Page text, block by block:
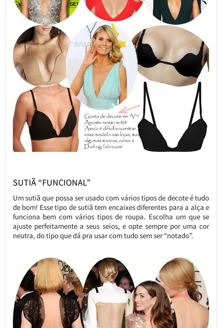
SUTIÃ “FUNCIONAL”
Um sutiã que possa ser usado com vários tipos de decote é tudo
de bom! Esse tipo de sutiã tem encaixes diferentes para a alça e
funciona bem com vários tipos de roupa. Escolha um que se
ajuste perfeitamente a seus seios, e opte sempre por uma cor
neutra, do tipo que dá pra usar com tudo sem ser “notado”.